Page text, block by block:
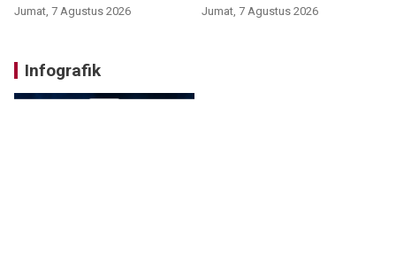
Jumat, 7 Agustus 2026 Jumat, 7 Agustus 2026
Infografik